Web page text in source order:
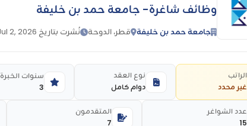
وظائف شاغرة- جامعة حمد بن خليفة
جامعة حمد بن خليفة قطر، الدوحة نُشرت بتاريخ Jul 2, 2026
غير محدد
الراتب
دوام كامل
نوع العقد
3
سنوات الخبرة
15
عدد الشواغر
7
المتقدمون